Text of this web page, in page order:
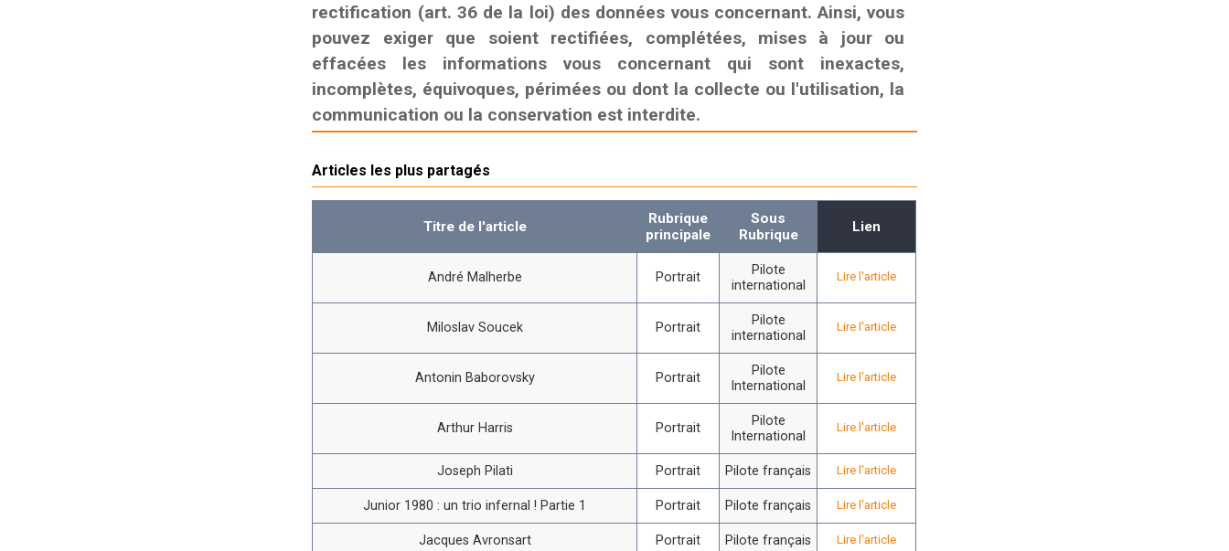
rectification (art. 36 de la loi) des données vous concernant. Ainsi, vous
pouvez exiger que soient rectifiées, complétées, mises à jour ou
effacées les informations vous concernant qui sont inexactes,
incomplètes, équivoques, périmées ou dont la collecte ou l'utilisation, la
communication ou la conservation est interdite.
Articles les plus partagés
Titre de l'article
Rubrique
principale
Sous
Rubrique
Lien
André Malherbe Portrait
Pilote
international
Lire l'article
Miloslav Soucek Portrait
Pilote
international
Lire l'article
Antonin Baborovsky Portrait
Pilote
International
Lire l'article
Arthur Harris Portrait
Pilote
International
Lire l'article
Joseph Pilati Portrait Pilote français Lire l'article
Junior 1980 : un trio infernal ! Partie 1 Portrait Pilote français Lire l'article
Jacques Avronsart Portrait Pilote français Lire l'article